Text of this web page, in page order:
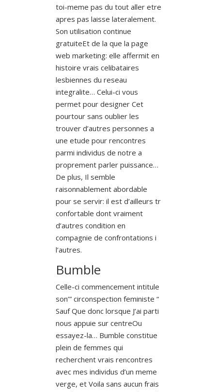
toi-meme pas du tout aller etre
apres pas laisse lateralement.
Son utilisation continue
gratuiteEt de la que la page
web marketing: elle affermit en
histoire vrais celibataires
lesbiennes du reseau
integralite… Celui-ci vous
permet pour designer Cet
pourtour sans oublier les
trouver d’autres personnes a
une etude pour rencontres
parmi individus de notre a
proprement parler puissance…
De plus, Il semble
raisonnablement abordable
pour se servir: il est d’ailleurs tr
confortable dont vraiment
d’autres condition en
compagnie de confrontations i
l’autres.
Bumble
Celle-ci commencement intitule
son’” circonspection feministe “
Sauf Que donc lorsque J’ai parti
nous appuie sur centreOu
essayez-la… Bumble constitue
plein de femmes qui
recherchent vrais rencontres
avec mes individus d’un meme
verge, et Voila sans aucun frais